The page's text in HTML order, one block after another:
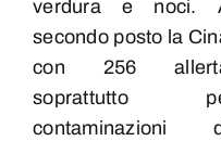
verdura e noci.
secondo posto la
con 256
soprattutto
contaminazioni